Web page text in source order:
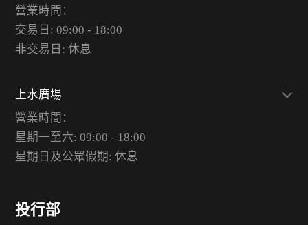
營業時間：
交易日: 09:00 - 18:00
非交易日: 休息
上水廣場
營業時間：
星期一至六: 09:00 - 18:00
星期日及公眾假期: 休息
投行部